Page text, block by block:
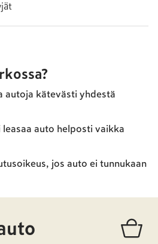
autoja kätevästi yhdestä
auto helposti vaikka
jos auto ei tunnukaan